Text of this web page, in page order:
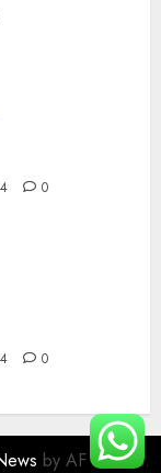
0
0
by AF themes.